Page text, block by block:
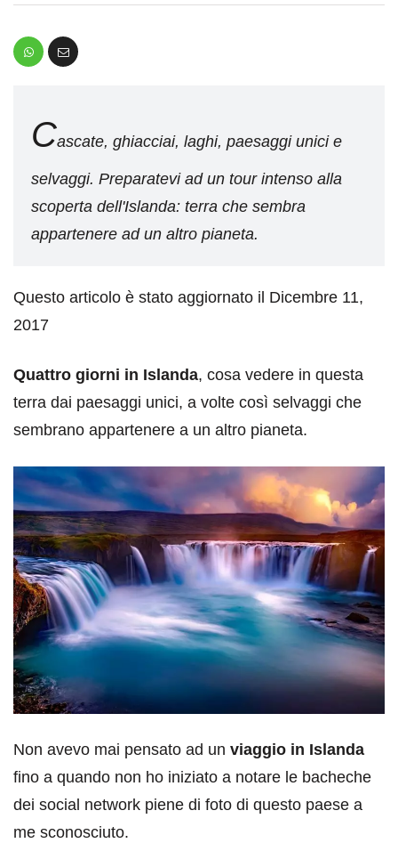
Cascate, ghiacciai, laghi, paesaggi unici e
selvaggi. Preparatevi ad un tour intenso alla
scoperta dell'Islanda: terra che sembra
appartenere ad un altro pianeta.
Questo articolo è stato aggiornato il Dicembre 11,
2017
Quattro giorni in Islanda, cosa vedere in questa
terra dai paesaggi unici, a volte così selvaggi che
sembrano appartenere a un altro pianeta.
Non avevo mai pensato ad un viaggio in Islanda
fino a quando non ho iniziato a notare le bacheche
dei social network piene di foto di questo paese a
me sconosciuto.